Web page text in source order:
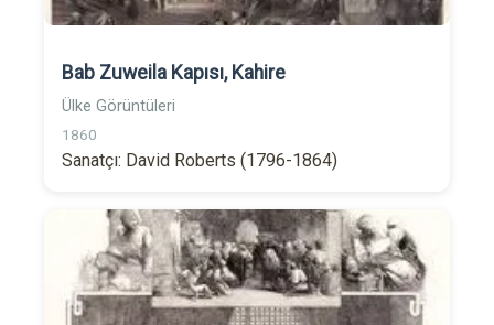
Bab Zuweila Kapısı, Kahire
Ülke Görüntüleri
1860
Sanatçı: David Roberts (1796-1864)